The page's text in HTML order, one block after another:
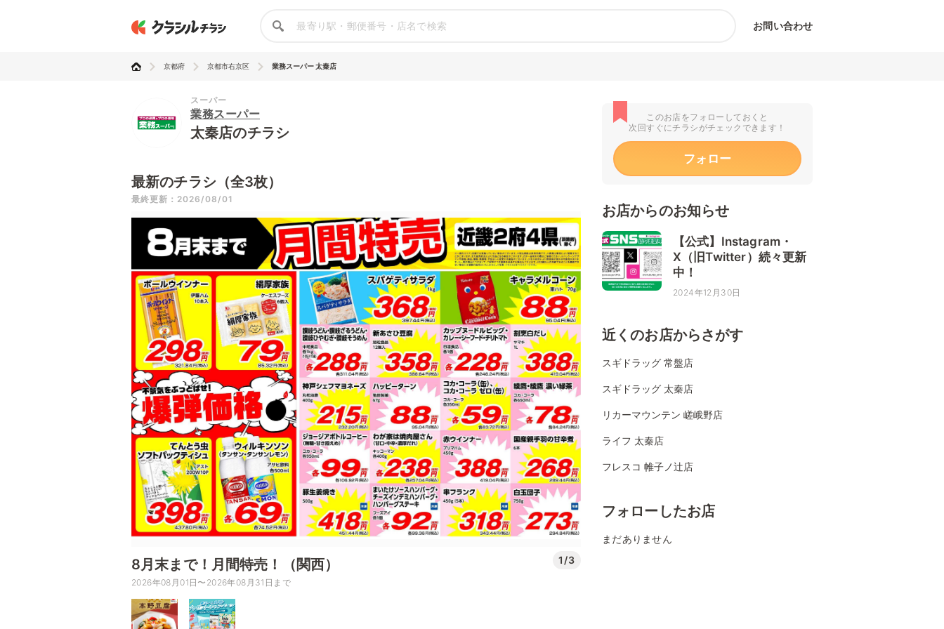
お問い合わせ
京都府 京都市右京区 業務スーパー 太秦店
スーパー
業務スーパー
太秦店のチラシ
最新のチラシ（全3枚）
最終更新：2026/08/01
8月末まで！月間特売！（関西） 1/3
2026年08月01日〜2026年08月31日まで
このお店をフォローしておくと
次回すぐにチラシがチェックできます！
フォロー
お店からのお知らせ
【公式】Instagram・
X（旧Twitter）続々更新
中！
2024年12月30日
近くのお店からさがす
スギドラッグ 常盤店
スギドラッグ 太秦店
リカーマウンテン 嵯峨野店
ライフ 太秦店
フレスコ 帷子ノ辻店
フォローしたお店
まだありません